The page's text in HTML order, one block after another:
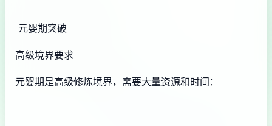
元婴期突破
高级境界要求
元婴期是高级修炼境界，需要大量资源和时间：